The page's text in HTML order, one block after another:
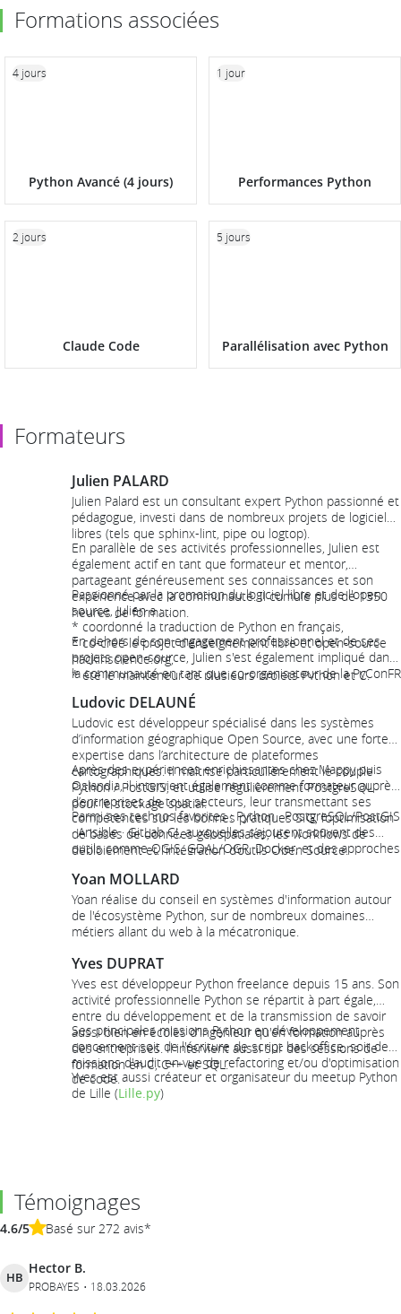
Formations associées
Python Avancé (4 jours)
4 jours
Performances Python
1 jour
Claude Code
2 jours
Parallélisation avec Python
5 jours
Formateurs
Julien PALARD
Julien Palard est un consultant expert Python passionné et
pédagogue, investi dans de nombreux projets de logiciels
libres (tels que sphinx-lint, pipe ou logtop).
En parallèle de ses activités professionnelles, Julien est
également actif en tant que formateur et mentor,
partageant généreusement ses connaissances et son
expérience avec la communauté. Il cumule plus de 1350
heures de formation.
Passionné par la promotion du logiciel libre et de l'open
source, Julien a :
* coordonné la traduction de Python en français,
* co-créé le projet d'enseignement libre et open-source
hackinscience.org,
* été le mainteneur de plusieurs projets Python et C.
En dehors de son engagement professionnel et de ses
projets open-source, Julien s'est également impliqué dans
la communauté en tant que co-organisateur de la PyConFR
depuis 2019 et en tant que membre du comité directeur
de l'Association Francophone Python (AFPy) de 2020 à
2022.
Ludovic DELAUNÉ
Ludovic est développeur spécialisé dans les systèmes
d’information géographique Open Source, avec une forte
expertise dans l’architecture de plateformes
cartographiques. Il maîtrise particulièrement le couple
Python / PostGIS, et utilise régulièrement PostgreSQL
pour le stockage spatial.
Après des expériences enrichissantes chez Mappy puis
Oslandia, il intervient également comme formateur auprès
d’entreprises de tous secteurs, leur transmettant ses
compétences sur les bonnes pratiques SIG, l’optimisation
de bases de données géospatiales, les workflows de
déploiement et l’intégration d’outils Open Source.
Parmi ses technos favorites : Python · PostgreSQL/PostGIS
· Ansible · GitLab CI, auxquelles s’ajoutent souvent des
outils comme QGIS, GDAL/OGR, Docker, et des approches
Yoan MOLLARD
Yoan réalise du conseil en systèmes d'information autour
de l'écosystème Python, sur de nombreux domaines
métiers allant du web à la mécatronique.
Yves DUPRAT
Yves est développeur Python freelance depuis 15 ans. Son
activité professionnelle Python se répartit à part égale,
entre du développement et de la transmission de savoir
aussi bien en écoles d'ingénieur qu'en formation auprès
des entreprises. Il intervient aussi sur des sessions de
formation en C, C++ et SQL.
Ses principales missions Python en développement
concernent soit de l'écriture de script backoffice, soit des
missions d'audit en vue de refactoring et/ou d'optimisation
de code.
Yves est aussi créateur et organisateur du meetup Python
de Lille (Lille.py)
Témoignages
4.6/5 Basé sur 272 avis*
HB
Hector B.
PROBAYES 18.03.2026